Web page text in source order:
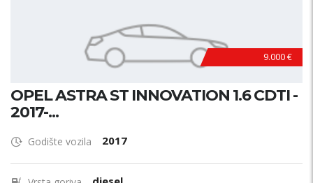
9.000 €
OPEL ASTRA ST INNOVATION 1.6 CDTI -
2017-...
Godište vozila 2017